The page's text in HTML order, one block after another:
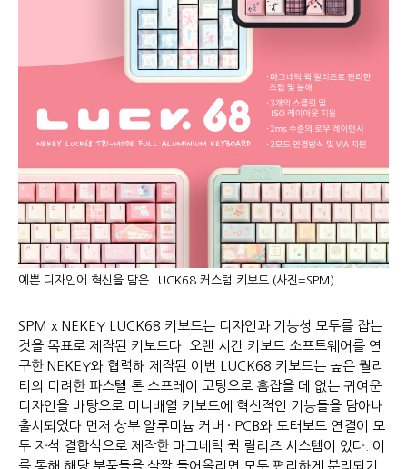
예쁜 디자인에 혁신을 담은 LUCK68 커스텀 키보드 (사진=SPM)
SPM x NEKEY LUCK68 키보드는 디자인과 기능성 모두를 잡는
것을 목표로 제작된 키보드다. 오랜 시간 키보드 소프트웨어를 연
구한 NEKEY와 협력해 제작된 이번 LUCK68 키보드는 높은 퀄리
티의 미려한 파스텔 톤 스프레이 코팅으로 흠잡을 데 없는 귀여운
디자인을 바탕으로 미니배열 키보드에 혁신적인 기능들을 담아내
출시되었다.먼저 상부 알루미늄 커버 · PCB와 도터보드 연결이 모
두 자석 결합식으로 제작한 마그네틱 퀵 릴리즈 시스템이 있다. 이
를 통해 해당 부품들을 살짝 들어올리면 모두 편리하게 분리되기